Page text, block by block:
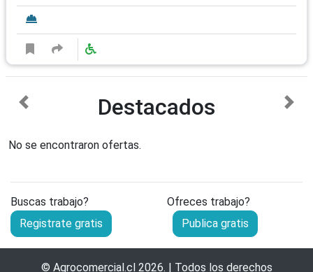
Destacados
anterior
No se encontraron ofertas.
Buscas trabajo?
Registrate gratis
Ofreces trabajo?
Publica gratis
© Agrocomercial.cl2026. | Todos los derechos